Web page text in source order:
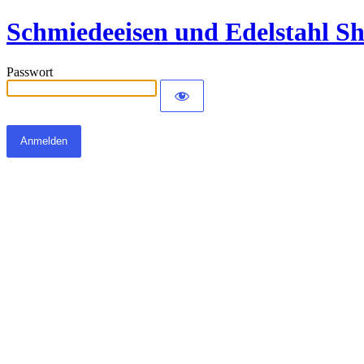
Schmiedeeisen und Edelstahl
Passwort